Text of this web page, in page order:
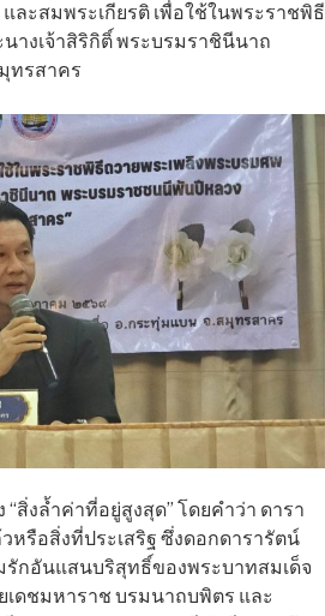
ละสมพระเกียรติ เพื่อใช้ในพระราชพิธี
างเจ้าสิริกิติ์ พระบรมราชินีนาถ
ทรสาคร
สิ่งล้ำค่าที่อยู่สูงสุด” โดยคำว่า ดารา
หรือสิ่งที่ประเสริฐ ซึ่งดอกดารารัตน์
กอันแสนบริสุทธิ์ของพระบาทสมเด็จ
ดชมหาราช บรมนาถบพิตร และ